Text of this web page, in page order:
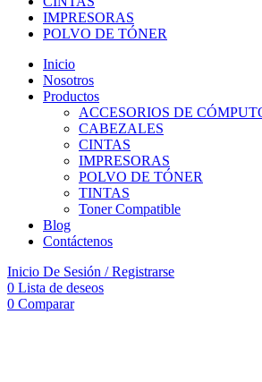
IMPRESORAS
POLVO DE TÓNER
Inicio
Nosotros
Productos
ACCESORIOS DE
CABEZALES
CINTAS
IMPRESORAS
POLVO DE TÓNER
TINTAS
Toner Compatible
Blog
Contáctenos
Inicio De Sesión / Registrarse
0 Lista de deseos
0 Comparar